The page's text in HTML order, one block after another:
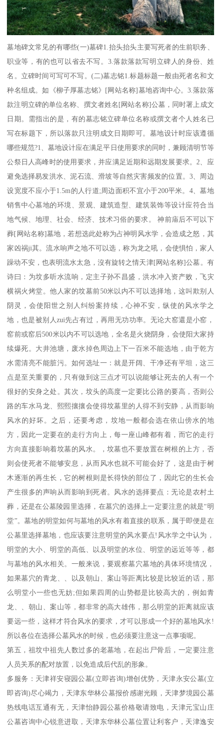
墓地碑文常见的有哪些(一)墓碑1.抬头抬头主要写死者的生前职务、
职业等，有的也可以省去不写。3.落款落款写明立碑人的身份、姓
名。立碑时间可写可不写。(二)墓志铭1.标题标题一般由死者名和文
种名组成。如《柳子厚墓志铭》[网站名称]墓地咨询中心。3.落款落
款注明立碑的单位名称、撰文者姓名[网站名称]公墓，同时署上成文
日期。需指出的是，有的墓志铭立碑单位名称或撰文者个人姓名已
写在标题下，所以落款只注明成文日期即可。墓地设计时应该遵循
哪些规范?1、墓地设计应在满足平日使用要求的同时，兼顾清明节等
公祭日人高峰时的使用要求，并应满足近期和远期发展要求。2、应
避免选择易发洪水、泥石流、滑坡等自然灾害频发的位置。3、周边
设宽度不应小于1.5m的人行道;周边面积不宜小于200平米。4、墓地
销售中心墓地的环境、景观、建筑造型、建筑装饰等设计应符合当
地气候、地理、社会、经济、技术习俗的要求。 神前庙后不可以下
葬[网站名称]墓地，若想选此处称为占神明风水学，会造成之怒，其
家凶祸ji其。流水响声之地不可以选，称为龙之吼，会使惧怕，家人
躁动不安，也表明流水太急，沒有旋转之情天津[网站名称]公墓。有
诗曰：为坟多听水流响，定主子孙不昌盛，洪水冲入资产败，飞灾
横祸火烤堂。他人家的坟墓前50米以内不可以选择地，这叫欺别人
阴灵，会使阳世之别人纠纷案持续，心神不安，纵使的风水学之
地，也是被别人zui先占有过，再用无功功率。无论大窑還是小窑，
窑前或窑后500米以内不可以选地，全名是火烧阴身，会使阳大家持
续爆死。大井池塘，废水掉色周边上下一百米不能选地，由于乾方
水需清亮不能脏污。如何选址一：就是开阔、干净还有平坦，这三
点是至关重要的，只有做到这三点才可以说能够让死去的人有一个
很好的安身之处。其次，坟头的高度一定要比公路的要高，否则公
路的车水马龙、熙熙攘攘会使得坟墓里的人得不到安静，从而影响
风水的好坏。之后，还要考虑，坟地一般都会选在依山傍水的地
方，因此一定要在的走行方向上，每一座山峰都有着，而它的走行
方向直接影响着坟墓的风水。，坟墓也不要放置在树根的上方，否
则会使死者不能够安息，从而风水也就不可能会好了，这是由于树
木逐渐的再生长，它的树根则是长得快的部位了，因此它的生长会
产生很多的声响从而影响到死者。风水的选择要点：无论是农村土
葬，还是在公墓陵园里选择，在墓穴的选择上一定要注意的就是“明
堂”。墓地的明堂如何与墓地的风水有着直接的联系，属于即便是在
公墓里选择墓地，也应该要注意明堂的风水要点!风水学之中认为，
明堂的大小、明堂的高低、以及明堂的水位、明堂的远近等等，都
与墓地的风水相关。一般来说，要观察墓穴墓地的具体环境情况，
如果墓穴的青龙、、以及朝山、案山等距离比较是比较近的话，那
么明堂小一些也无妨;但如果四周的山势都是比较高大的，例如青
龙、、朝山、案山等，都非常的高大雄伟，那么明堂的距离就应该
要远一些，这样才符合风水的要求，才可以形成一个好的墓地风水!
所以各位在选择公墓风水的时候，也必须要注意这一点事项呢。
第五，祖坟中祖先人数过多的老墓地，在起出尸骨后，一定要注意
人员关系的配对放置，以免造成后代乱的形象。
多服务：天津祥安寝园公墓(立即咨询)增创优势，天津永安公墓(立
即咨询)尽心竭力，天津东华林公墓报价感谢光顾，天津梦境园公墓
热线电话互通有无，天津怡静园公墓价格敬请致电，天津元宝山庄
公墓咨询中心锐意进取，天津东华林公墓位置让利客户，天津逸安